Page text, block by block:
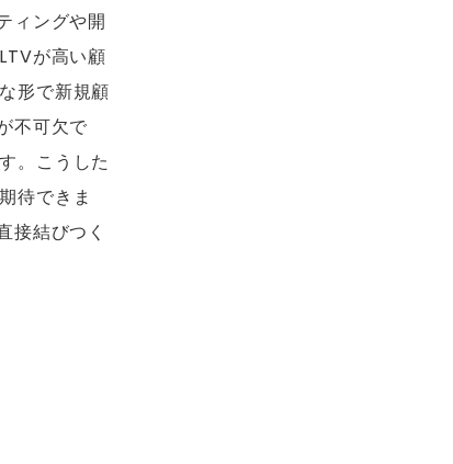
ィングや開
が高い顧
形で新規顧
不可欠で
。こうした
待できま
接結びつく